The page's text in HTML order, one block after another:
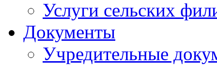
Услуги сельских
Документы
Учредительные